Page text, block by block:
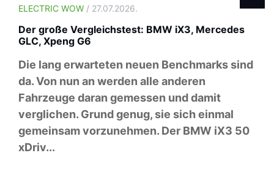
ELECTRIC WOW / 27.07.2026.
Der große Vergleichstest: BMW iX3, Mercedes
GLC, Xpeng G6
Die lang erwarteten neuen Benchmarks sind
da. Von nun an werden alle anderen
Fahrzeuge daran gemessen und damit
verglichen. Grund genug, sie sich einmal
gemeinsam vorzunehmen. Der BMW iX3 50
xDriv...